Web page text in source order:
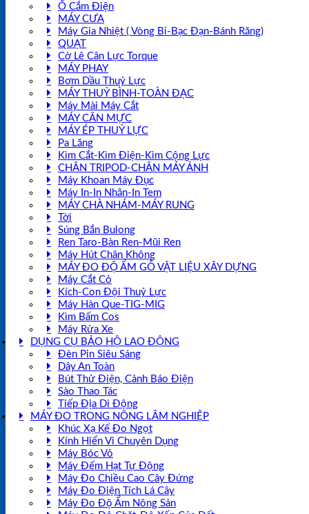
Ổ Cắm Điện
MÁY CƯA
Máy Gia Nhiệt ( Vòng Bi-Bạc Đạn-Bánh Răng)
QUẠT
Cờ Lê Cân Lực Torque
MÁY PHAY
Bơm Dầu Thuỷ Lực
MÁY THUỶ BÌNH-TOÀN ĐẠC
Máy Mài Máy Cắt
MÁY CÂN MỰC
MÁY ÉP THUỶ LỰC
Pa Lăng
Kìm Cắt-Kìm Điện-Kìm Cộng Lực
CHÂN TRIPOD-CHÂN MÁY ẢNH
Máy Khoan Máy Đục
Máy In-In Nhãn-In Tem
MÁY CHÀ NHÁM-MÁY RUNG
Tời
Súng Bắn Bulong
Ren Taro-Bàn Ren-Mũi Ren
Máy Hút Chân Không
MÁY ĐO ĐỘ ẨM GỖ VẬT LIỆU XÂY DỰNG
Máy Cắt Cỏ
Kích-Con Đội Thuỷ Lực
Máy Hàn Que-TIG-MIG
Kìm Bấm Cos
Máy Rửa Xe
DỤNG CỤ BẢO HỘ LAO ĐỘNG
Đèn Pin Siêu Sáng
Dây An Toàn
Bút Thử Điện, Cảnh Báo Điện
Sào Thao Tác
Tiếp Địa Di Động
MÁY ĐO TRONG NÔNG LÂM NGHIỆP
Khúc Xạ Kế Đo Ngọt
Kính Hiển Vi Chuyên Dụng
Máy Bóc Vỏ
Máy Đếm Hạt Tự Động
Máy Đo Chiều Cao Cây Đứng
Máy Đo Điện Tích Lá Cây
Máy Đo Độ Ẩm Nông Sản